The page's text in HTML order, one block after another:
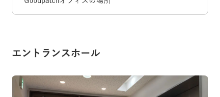
エントランスホール